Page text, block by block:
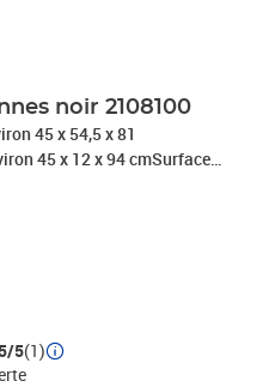
noir 2108100
45 x 54,5 x 81
45 x 12 x 94 cmSurface
d’assise : environ 46
(LxlxH) : environ 59
: environ 59 x 14 x 92 cmPied
supporté : 45 kgPoids :
revêtu par poudreRésine
5(1)